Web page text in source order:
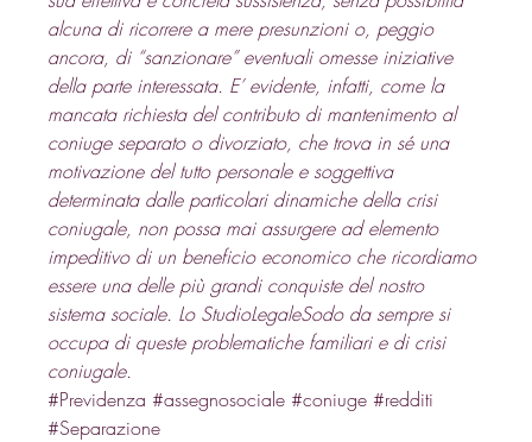
alcuna di ricorrere a mere presunzioni o, peggio
ancora, di “sanzionare” eventuali omesse iniziative
della parte interessata. E’ evidente, infatti, come la
mancata richiesta del contributo di mantenimento al
coniuge separato o divorziato, che trova in sé una
motivazione del tutto personale e soggettiva
determinata dalle particolari dinamiche della crisi
coniugale, non possa mai assurgere ad elemento
impeditivo di un beneficio economico che ricordiamo
essere una delle più grandi conquiste del nostro
sistema sociale. Lo StudioLegaleSodo da sempre si
occupa di queste problematiche familiari e di crisi
coniugale.
#Previdenza #assegnosociale #coniuge #redditi
#Separazione